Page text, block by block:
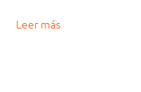
Leer más